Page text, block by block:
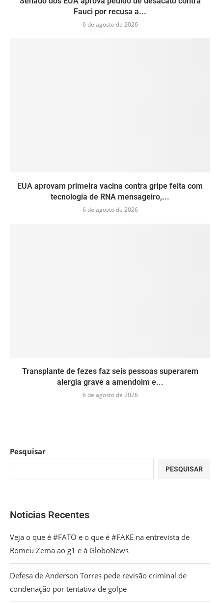
Fauci por recusa a...
6 de agosto de 2026
EUA aprovam primeira vacina contra gripe feita com
tecnologia de RNA mensageiro,...
6 de agosto de 2026
Transplante de fezes faz seis pessoas superarem
alergia grave a amendoim e...
6 de agosto de 2026
Pesquisar
PESQUISAR
Noticias Recentes
Veja o que é #FATO e o que é #FAKE na entrevista de
Romeu Zema ao g1 e à GloboNews
Defesa de Anderson Torres pede revisão criminal de
condenação por tentativa de golpe